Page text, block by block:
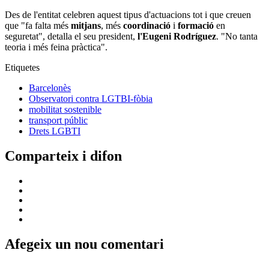
Des de l'entitat celebren aquest tipus d'actuacions tot i que creuen
que "fa falta més mitjans, més coordinació i formació en
seguretat", detalla el seu president, l'Eugeni Rodríguez. "No tanta
teoria i més feina pràctica".
Etiquetes
Barcelonès
Observatori contra LGTBI-fòbia
mobilitat sostenible
transport públic
Drets LGBTI
Comparteix i difon
Afegeix un nou comentari